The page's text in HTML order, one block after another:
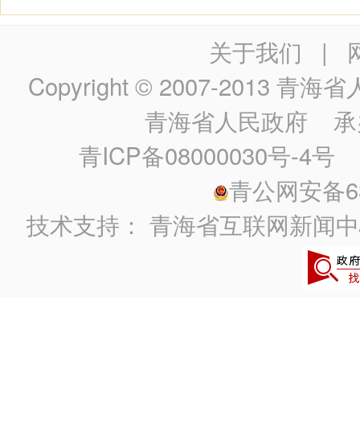
关于我们 |
Copyright © 2007-2013 青海省
青海省人民政府 承
青ICP备08000030号-4号
青公网安备
技术支持：青海省互联网新闻